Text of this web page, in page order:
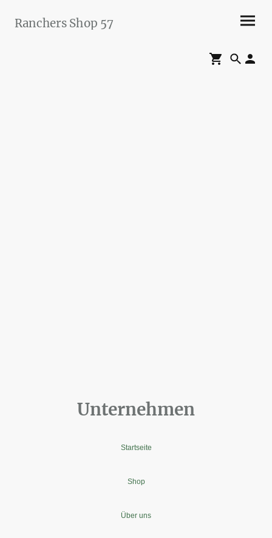
Ranchers Shop 57
Unternehmen
Startseite
Shop
Über uns